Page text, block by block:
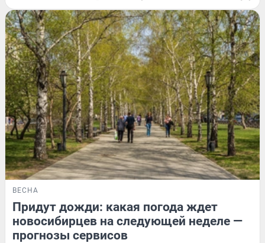
ВЕСНА
Придут дожди: какая погода ждет
новосибирцев на следующей неделе —
прогнозы сервисов